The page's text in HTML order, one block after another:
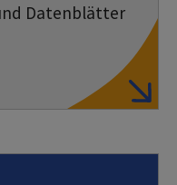
Datenblätter